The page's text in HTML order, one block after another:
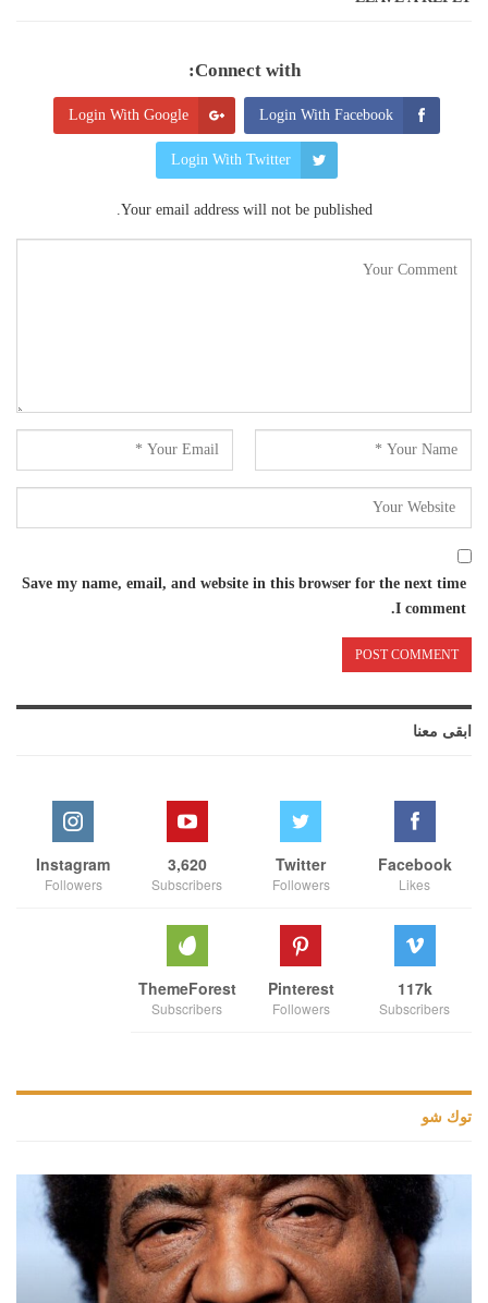
Connect with:
Login With Facebook
Login With Google
Login With Twitter
Your email address will not be published.
Save my name, email, and website in this browser for the next time
I comment.
ابقى معنا
Facebook
Likes
Twitter
Followers
3,620
Subscribers
Instagram
Followers
117k
Subscribers
Pinterest
Followers
ThemeForest
Subscribers
توك شو